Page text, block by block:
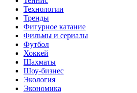
Технологии
Тренды
Фигурное катание
Фильмы и сериалы
Футбол
Хоккей
Шахматы
Шоу-бизнес
Экология
Экономика